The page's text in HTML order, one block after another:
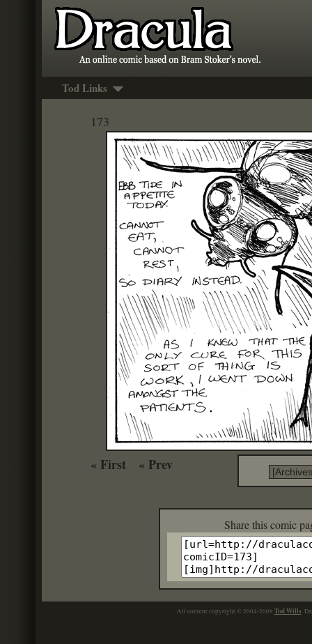
Tod Links
173
« First « Prev
Share this
All content copyright © 2004-2009 Tod Wills.